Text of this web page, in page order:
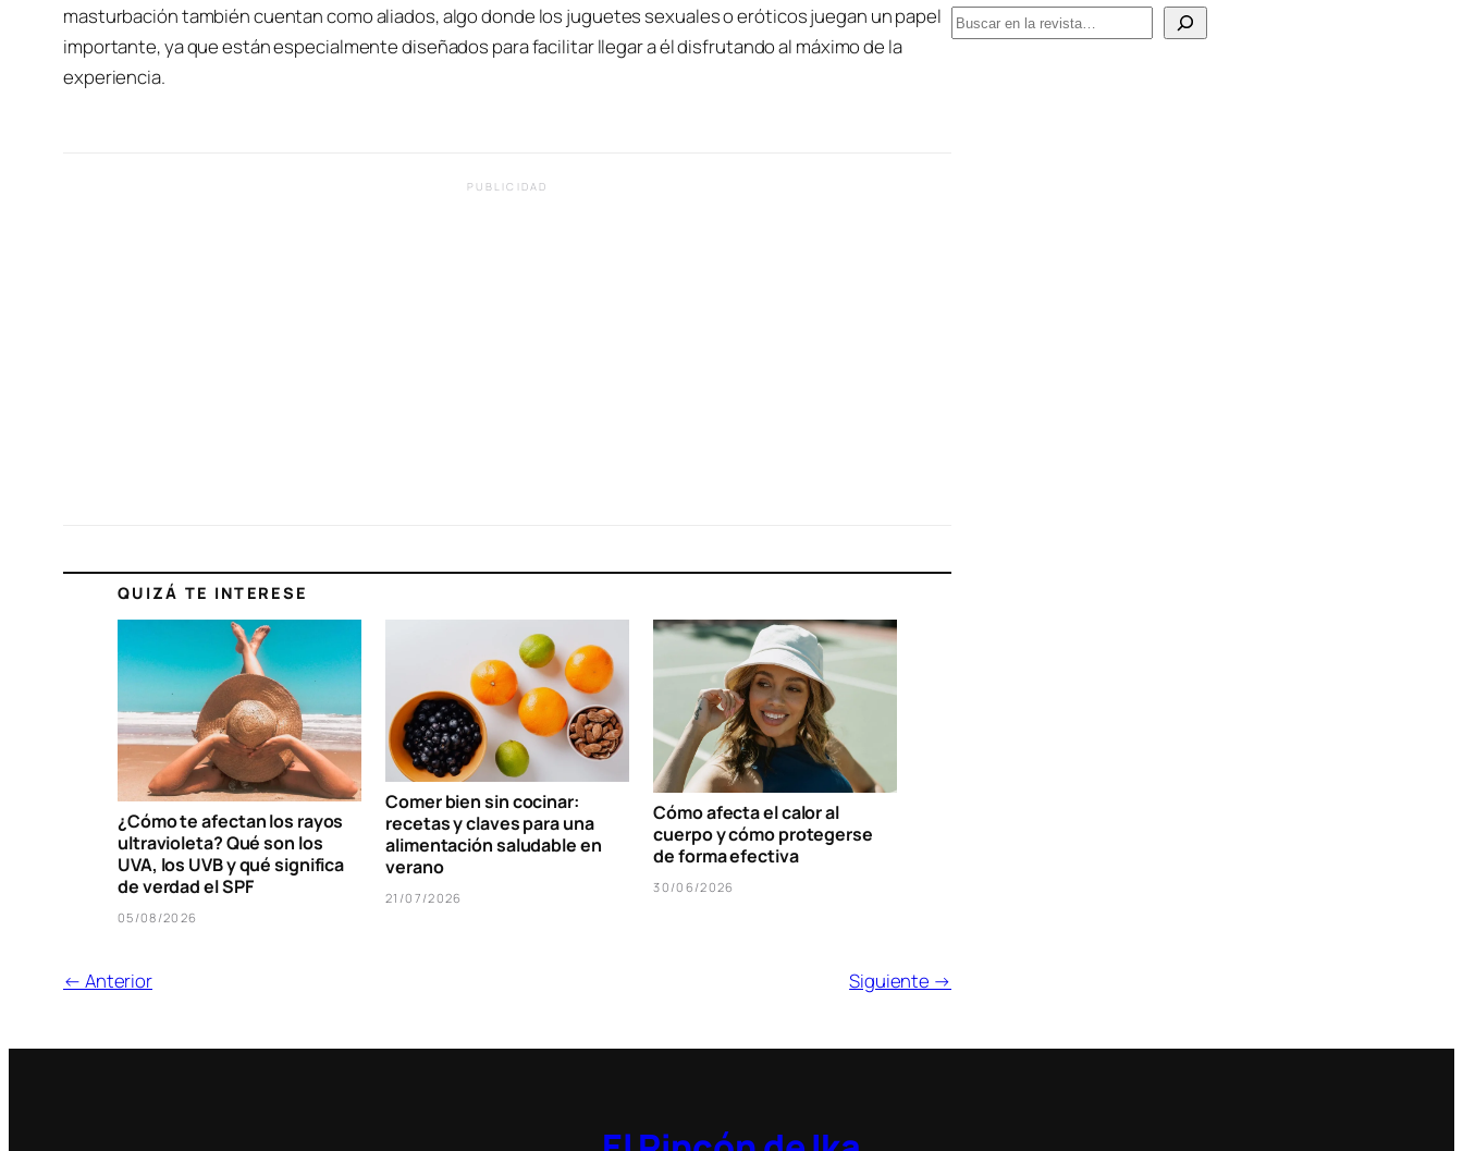
masturbación también cuentan como aliados, algo donde los juguetes sexuales o eróticos juegan un papel
importante, ya que están especialmente diseñados para facilitar llegar a él disfrutando al máximo de la
experiencia.
PUBLICIDAD
QUIZÁ TE INTERESE
¿Cómo te afectan los rayos
ultravioleta? Qué son los
UVA, los UVB y qué significa
de verdad el SPF
05/08/2026
Comer bien sin cocinar:
recetas y claves para una
alimentación saludable en
verano
21/07/2026
Cómo afecta el calor al
cuerpo y cómo protegerse
de forma efectiva
30/06/2026
← Anterior Siguiente →
B